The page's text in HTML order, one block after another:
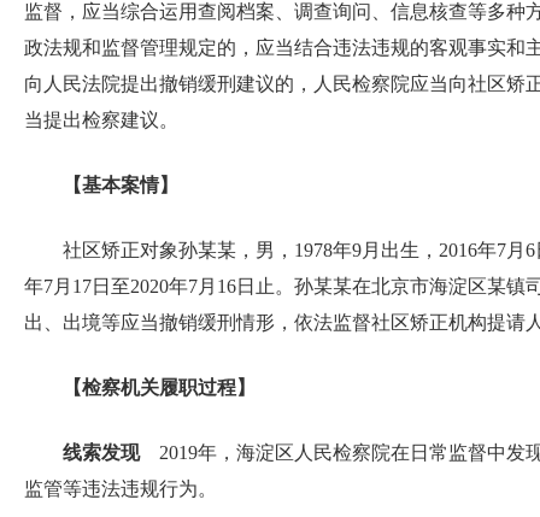
监督，应当综合运用查阅档案、调查询问、信息核查等多
政法规和监督管理规定的，应当结合违法违规的客观事实和
向人民法院提出撤销缓刑建议的，人民检察院应当向社区
当提出检察建议。
【基本案情】
社区矫正对象孙某某，男，1978年9月出生，2016年7
年7月17日至2020年7月16日止。孙某某在北京市海淀区某
出、出境等应当撤销缓刑情形，依法监督社区矫正机构提
【检察机关履职过程】
线索发现2019年，海淀区人民检察院在日常监督中发
监管等违法违规行为。